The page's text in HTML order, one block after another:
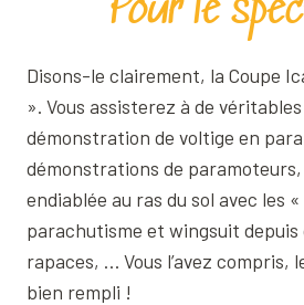
Pour le
Disons-le clairement, la Coupe
». Vous assisterez à de
démonstration de voltige en
démonstrations de
endiablée au ras du sol avec les
parachutisme et wingsuit depuis
rapaces, … Vous l’avez compris,
bien rempli !